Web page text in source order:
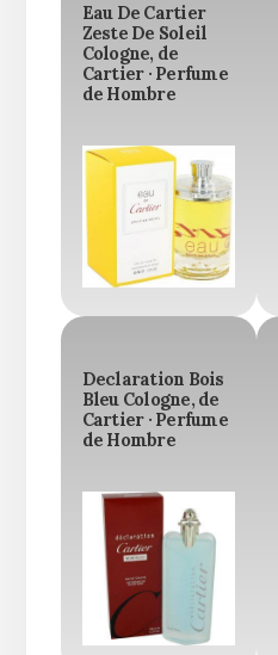
Eau De Cartier
Zeste De Soleil
Cologne, de
Cartier · Perfume
de Hombre
Declaration Bois
Bleu Cologne, de
Cartier · Perfume
de Hombre